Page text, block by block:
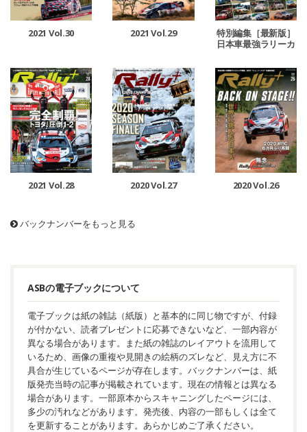
2021 Vol.30 2021 Vol.29
特別編集［最新版］
日本車最強ラリーカ
2021 Vol.28 2020 Vol.27 2020 Vol.26
バックナンバーをもっと見る
ASBの電子ブックについて
電子ブックは紙の雑誌（紙版）と基本的に同じ物ですが、付録
が付かない、読者プレゼントに応募できないなど、一部内容が
異なる場合があります。また紙の雑誌のレイアウトを流用して
いるため、画像の重複や見開きの絵柄のズレなど、見え方に不
具合が生じているページが存在します。バックナンバーは、紙
版発売当時の記事が掲載されています。現在の情報とは異なる
場合があります。一部原本からスキャニングしたページには、
多少の汚れなどがあります。発売後、内容の一部もしくは全て
を更新することがあります。あらかじめご了承ください。